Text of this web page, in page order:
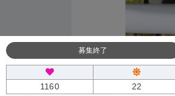
募集終了
1160 22